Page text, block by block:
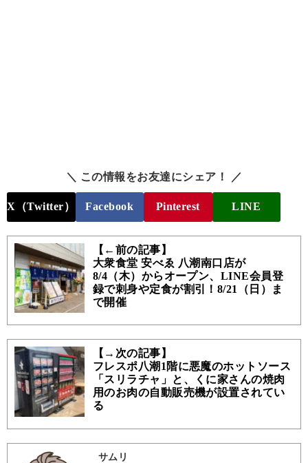
＼ この情報をお友達にシェア！ ／
X（Twitter） Facebook Pinterest LINE
【←前の記事】
大衆食堂 安べゑ 八潮南口店が
8/4（木）からオープン、LINE会員登
録で刺身や定食が割引！8/21（日）ま
で開催
【→次の記事】
フレスポ八潮1階に悪魔のホットソース
「スリラチャ」と、くに家さんの焼肉
用のお肉の自動販売機が設置されてい
る
サムリ